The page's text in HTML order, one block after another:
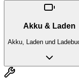
Akku & Laden
Akku, Laden und